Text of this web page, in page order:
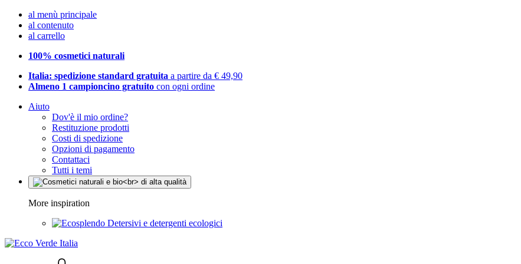
al menù principale
al contenuto
al carrello
100% cosmetici naturali
Italia: spedizione standard gratuita a partire da € 49,90
Almeno 1 campioncino gratuito con ogni ordine
Aiuto
Dov'è il mio ordine?
Restituzione prodotti
Costi di spedizione
Opzioni di pagamento
Contattaci
Tutti i temi
More inspiration
Detersivi e detergenti ecologici